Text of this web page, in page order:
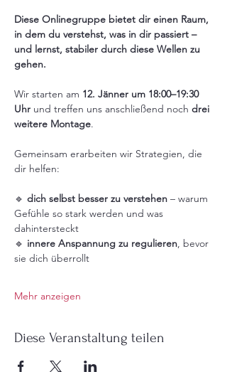
Diese Onlinegruppe bietet dir einen Raum,
in dem du verstehst, was in dir passiert –
und lernst, stabiler durch diese Wellen zu
gehen.
Wir starten am 12. Jänner um 18:00–19:30
Uhr und treffen uns anschließend noch drei
weitere Montage.
Gemeinsam erarbeiten wir Strategien, die
dir helfen:
🔹 dich selbst besser zu verstehen – warum
Gefühle so stark werden und was
dahintersteckt
🔹 innere Anspannung zu regulieren, bevor
sie dich überrollt
Mehr anzeigen
Diese Veranstaltung teilen